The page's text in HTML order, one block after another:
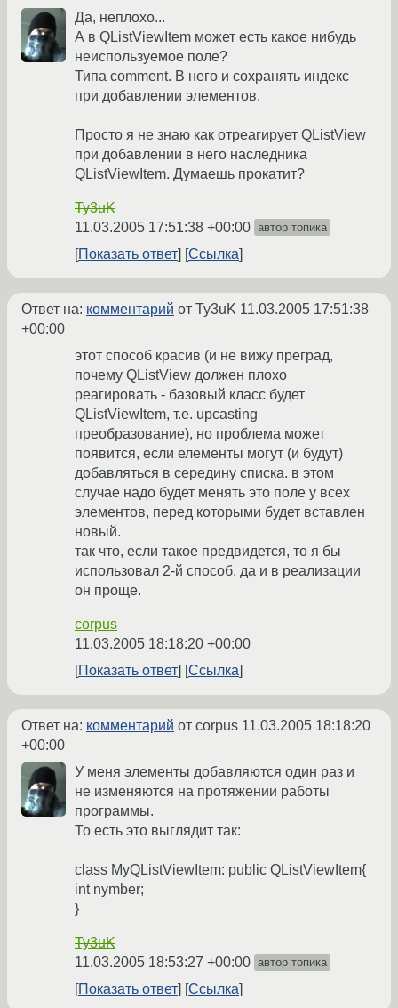
Да, неплохо...
А в QListViewItem может есть какое нибудь
неиспользуемое поле?
Типа comment. В него и сохранять индекс
при добавлении элементов.
Просто я не знаю как отреагирует QListView
при добавлении в него наследника
QListViewItem. Думаешь прокатит?
Ty3uK
11.03.2005 17:51:38 +00:00 автор топика
Показать ответ Ссылка
Ответ на: комментарий от Ty3uK 11.03.2005 17:51:38
+00:00
этот способ красив (и не вижу преград,
почему QListView должен плохо
реагировать - базовый класс будет
QListViewItem, т.е. upcasting
преобразование), но проблема может
появится, если елементы могут (и будут)
добавляться в середину списка. в этом
случае надо будет менять это поле у всех
элементов, перед которыми будет вставлен
новый.
так что, если такое предвидется, то я бы
использовал 2-й способ. да и в реализации
он проще.
corpus
11.03.2005 18:18:20 +00:00
Показать ответ
Ссылка
Ответ на: комментарий от corpus 11.03.2005 18:18:20
+00:00
У меня элементы добавляются один раз и
не изменяются на протяжении работы
программы.
То есть это выглядит так:
class MyQListViewItem: public QListViewItem{
int nymber;
}
Ty3uK
11.03.2005 18:53:27 +00:00 автор топика
Показать ответ Ссылка